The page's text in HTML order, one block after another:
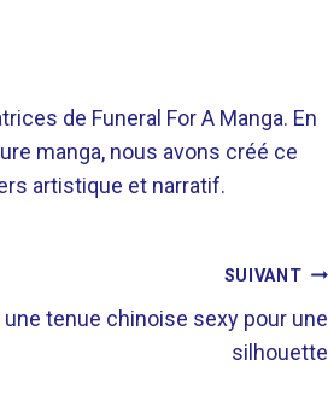
de Funeral For A Manga. En
manga, nous avons créé ce
artistique et narratif.
SUIVANT
tenue chinoise sexy pour une
silhouette